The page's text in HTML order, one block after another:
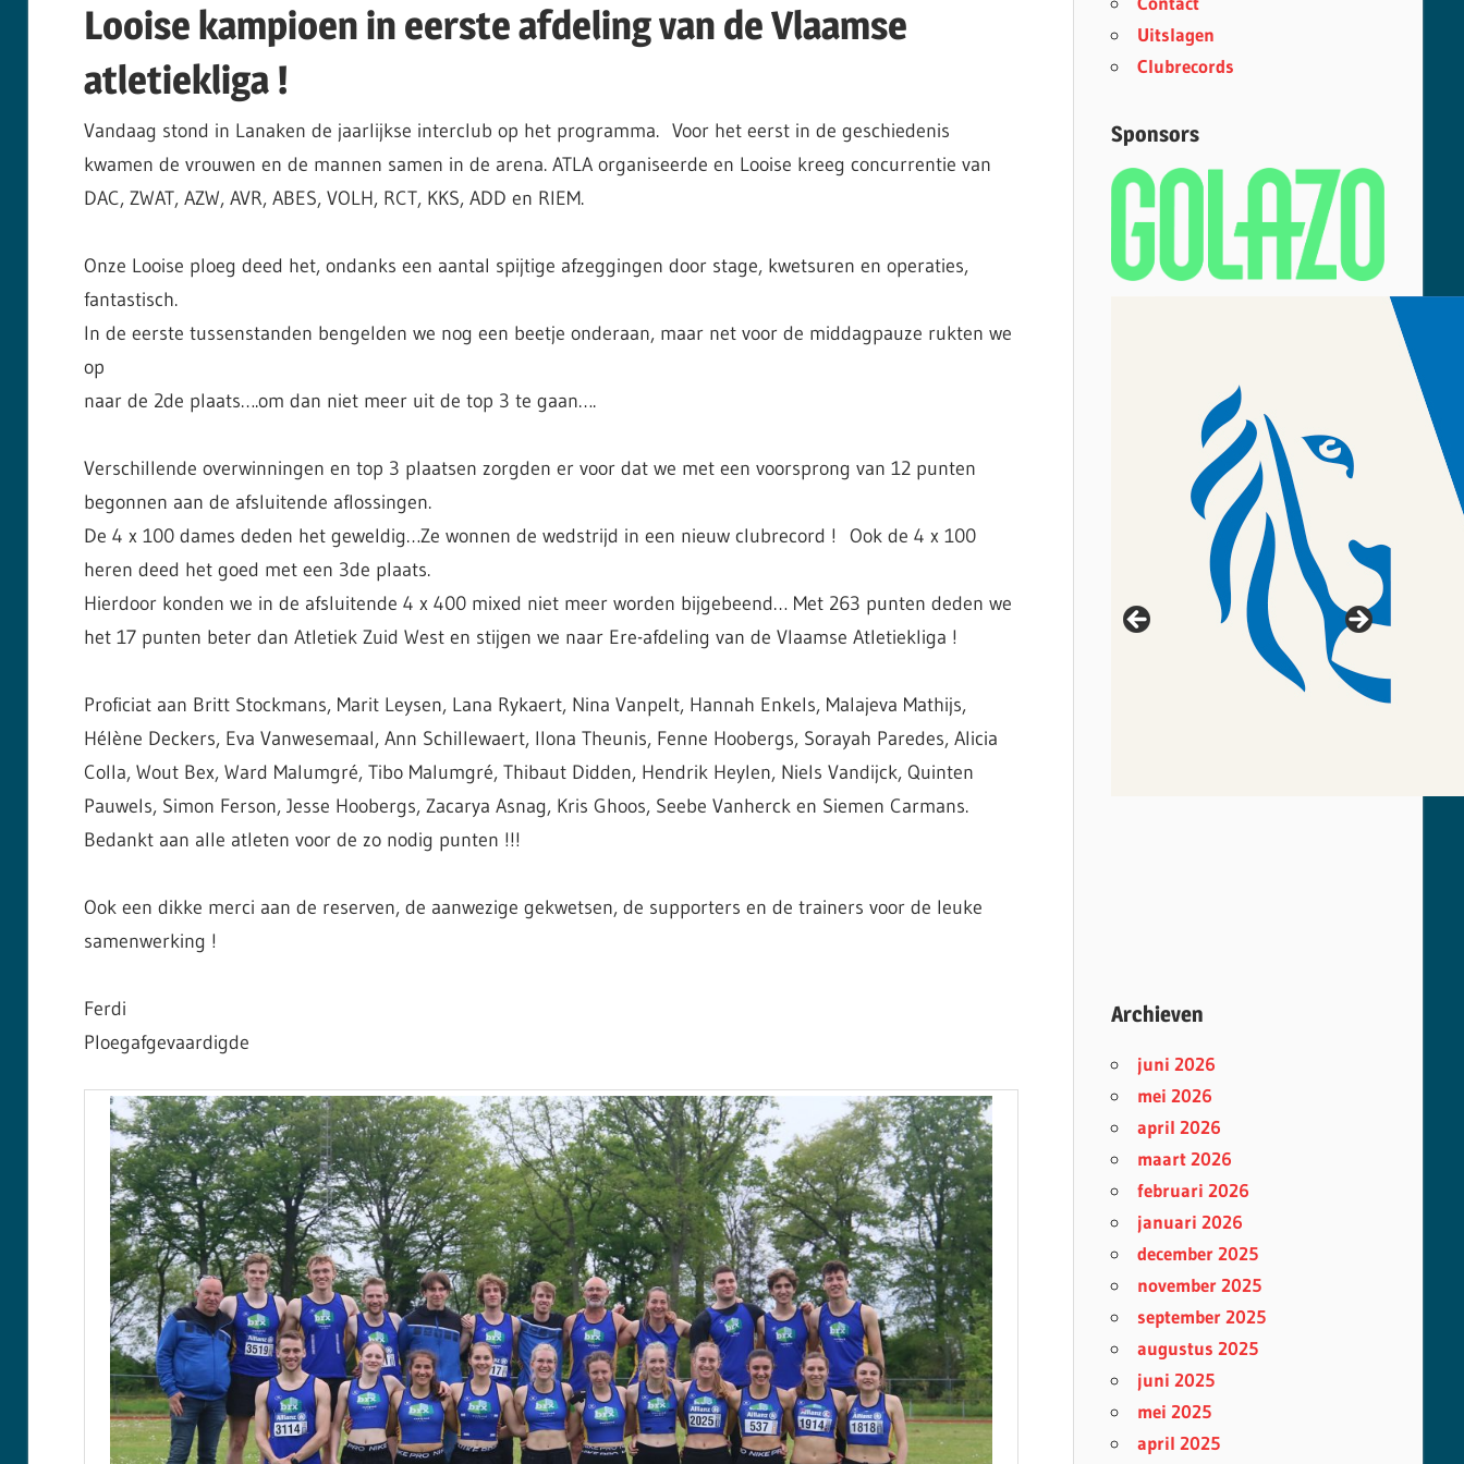
Looise kampioen in eerste afdeling van de Vlaamse
atletiekliga !
Vandaag stond in Lanaken de jaarlijkse interclub op het programma. Voor het eerst in de geschiedenis
kwamen de vrouwen en de mannen samen in de arena. ATLA organiseerde en Looise kreeg concurrentie van
DAC, ZWAT, AZW, AVR, ABES, VOLH, RCT, KKS, ADD en RIEM.
Onze Looise ploeg deed het, ondanks een aantal spijtige afzeggingen door stage, kwetsuren en operaties,
fantastisch.
In de eerste tussenstanden bengelden we nog een beetje onderaan, maar net voor de middagpauze rukten we
op
naar de 2de plaats….om dan niet meer uit de top 3 te gaan….
Verschillende overwinningen en top 3 plaatsen zorgden er voor dat we met een voorsprong van 12 punten
begonnen aan de afsluitende aflossingen.
De 4 x 100 dames deden het geweldig…Ze wonnen de wedstrijd in een nieuw clubrecord ! Ook de 4 x 100
heren deed het goed met een 3de plaats.
Hierdoor konden we in de afsluitende 4 x 400 mixed niet meer worden bijgebeend… Met 263 punten deden we
het 17 punten beter dan Atletiek Zuid West en stijgen we naar Ere-afdeling van de Vlaamse Atletiekliga !
Proficiat aan Britt Stockmans, Marit Leysen, Lana Rykaert, Nina Vanpelt, Hannah Enkels, Malajeva Mathijs,
Hélène Deckers, Eva Vanwesemaal, Ann Schillewaert, Ilona Theunis, Fenne Hoobergs, Sorayah Paredes, Alicia
Colla, Wout Bex, Ward Malumgré, Tibo Malumgré, Thibaut Didden, Hendrik Heylen, Niels Vandijck, Quinten
Pauwels, Simon Ferson, Jesse Hoobergs, Zacarya Asnag, Kris Ghoos, Seebe Vanherck en Siemen Carmans.
Bedankt aan alle atleten voor de zo nodig punten !!!
Ook een dikke merci aan de reserven, de aanwezige gekwetsen, de supporters en de trainers voor de leuke
samenwerking !
Ferdi
Ploegafgevaardigde
Uitslagen
Clubrecords
Sponsors
Archieven
juni 2026
mei 2026
april 2026
maart 2026
februari 2026
januari 2026
december 2025
november 2025
september 2025
augustus 2025
juni 2025
mei 2025
april 2025